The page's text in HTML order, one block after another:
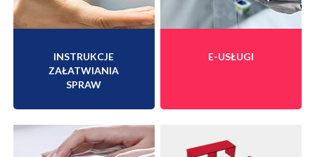
INSTRUKCJE
ZAŁATWIANIA
SPRAW
E-USŁUGI